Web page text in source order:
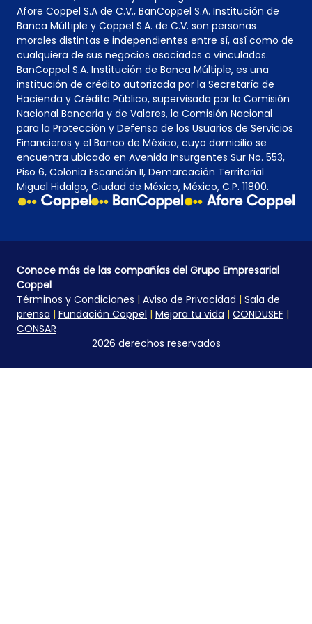
Afore Coppel S.A de C.V., BanCoppel S.A. Institución de
Banca Múltiple y Coppel S.A. de C.V. son personas
morales distintas e independientes entre sí, así como de
cualquiera de sus negocios asociados o vinculados.
BanCoppel S.A. Institución de Banca Múltiple, es una
institución de crédito autorizada por la Secretaría de
Hacienda y Crédito Público, supervisada por la Comisión
Nacional Bancaria y de Valores, la Comisión Nacional
para la Protección y Defensa de los Usuarios de Servicios
Financieros y el Banco de México, cuyo domicilio se
encuentra ubicado en Avenida Insurgentes Sur No. 553,
Piso 6, Colonia Escandón II, Demarcación Territorial
Miguel Hidalgo, Ciudad de México, México, C.P. 11800.
Conoce más de las compañías del Grupo Empresarial
Coppel
Términos y Condiciones | Aviso de Privacidad | Sala de
prensa | Fundación Coppel | Mejora tu vida | CONDUSEF |
CONSAR
2026 derechos reservados